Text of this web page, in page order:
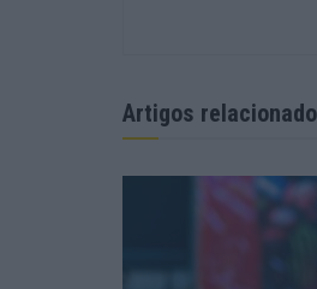
Artigos